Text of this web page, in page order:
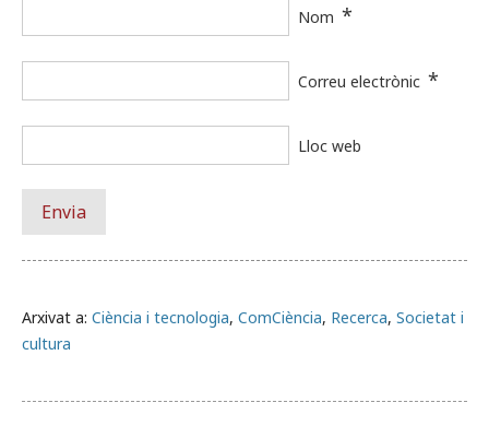
Arxivat a: Ciència i tecnologia, ComCiència, Recerca, Societat i
cultura
Nom *
Correu electrònic *
Lloc web